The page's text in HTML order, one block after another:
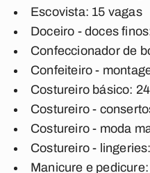
Escovista: 15 vagas
Doceiro - doces
Confeccionador de
Confeiteiro -
Costureiro básico:
Costureiro -
Costureiro - moda
Costureiro -
Manicure e